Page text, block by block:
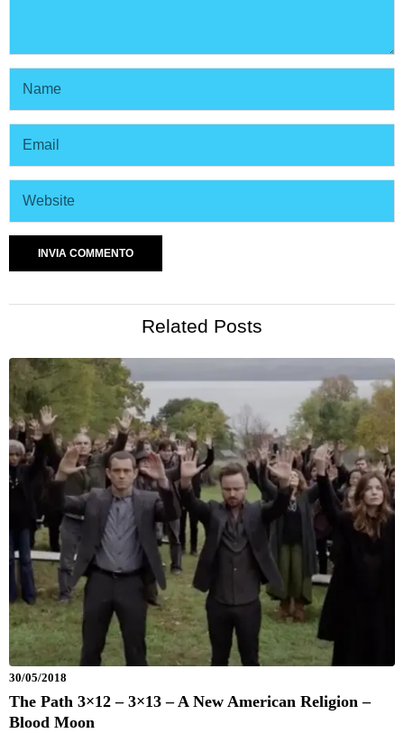
Related Posts
30/05/2018
The Path 3×12 – 3×13 – A New American Religion –
Blood Moon